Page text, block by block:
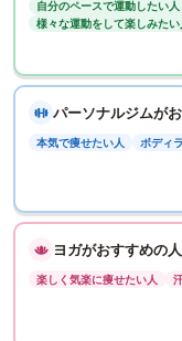
自分のペースで運動したい人
様々な運動をして楽しみたい
パーソナルジムが
本気で痩せたい人 ボディ
ヨガがおすすめの人
楽しく気楽に痩せたい人